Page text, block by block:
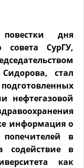
дня
совета СурГУ,
стал
нефтегазовой
информация о
попечителей в
содействие в
как